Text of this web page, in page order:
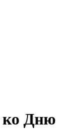
ко Дню